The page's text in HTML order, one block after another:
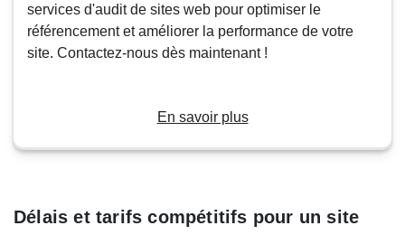
services d'audit de sites web pour optimiser le
référencement et améliorer la performance de votre
site. Contactez-nous dès maintenant !
En savoir plus
Délais et tarifs compétitifs pour un site